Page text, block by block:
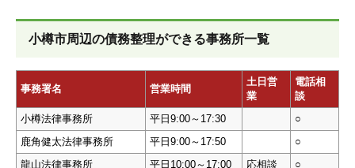
小樽市周辺の債務整理ができる事務所一覧
事務署名 営業時間
土日営
業
電話相
談
小樽法律事務所
平日9:00～17:30
○
鹿角健太法律事務所
平日9:00～17:50
○
龍山法律事務所
平日10:00～17:00 応相談
○